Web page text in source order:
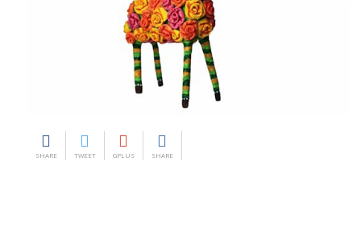
SHARE TWEET GPLUS SHARE